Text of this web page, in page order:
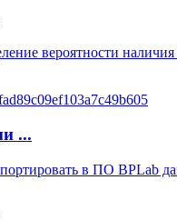
вероятности наличия
...
в ПО BPLab